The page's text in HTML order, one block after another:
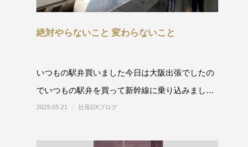
絶対やらないこと 変わらないこと
いつもの駅弁買いました今日は大阪出張でしたの
でいつもの駅弁を買って新幹線に乗り込みまし
た。私は余程のことがない限
2025.05.21 社長DXブログ